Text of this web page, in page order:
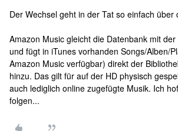
Der Wechsel geht in der Tat so einfach über
Amazon Music gleicht die Datenbank mit
und fügt in iTunes vorhanden Songs/Alben/
Amazon Music verfügbar) direkt der
hinzu. Das gilt für auf der HD physisch
auch lediglich online zugefügte Musik. Ich
folgen...